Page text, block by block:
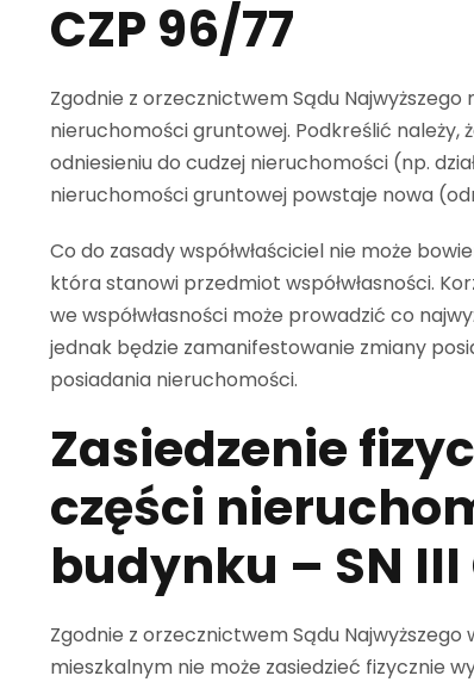
CZP 96/77
Zgodnie z orzecznictwem Sądu
nieruchomości gruntowej. Podkreślić należy,
odniesieniu do cudzej nieruchomości (np.
nieruchomości gruntowej powstaje nowa
Co do zasady współwłaściciel nie może
która stanowi przedmiot współwłasności.
we współwłasności może prowadzić co
jednak będzie zamanifestowanie zmiany
posiadania nieruchomości.
Zasiedzenie
części
budynku – SN III
Zgodnie z orzecznictwem Sądu
mieszkalnym nie może zasiedzieć fizycznie